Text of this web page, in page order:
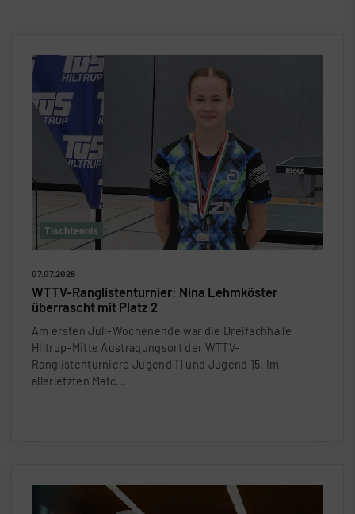
Tischtennis
07.07.2026
WTTV-Ranglistenturnier: Nina Lehmköster
überrascht mit Platz 2
Am ersten Juli-Wochenende war die Dreifachhalle
Hiltrup-Mitte Austragungsort der WTTV-
Ranglistenturniere Jugend 11 und Jugend 15. Im
allerletzten Matc…